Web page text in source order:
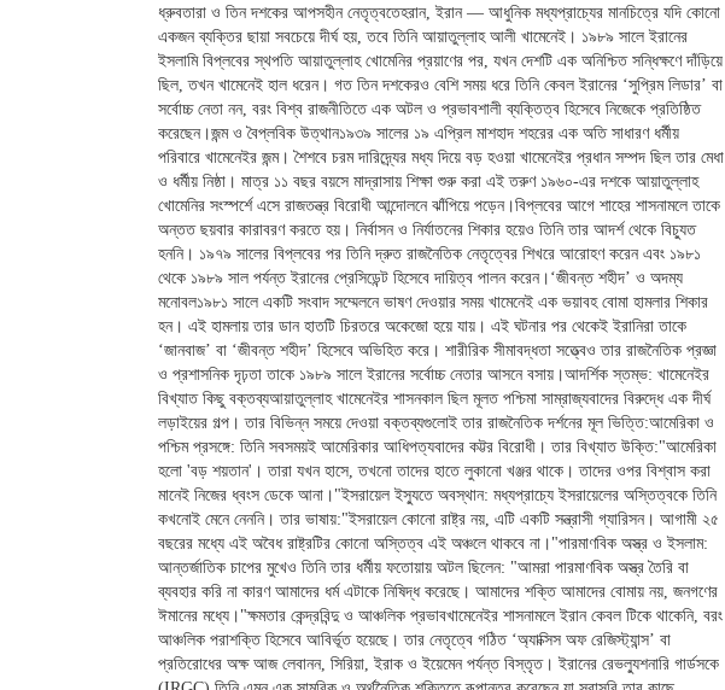
ধ্রুবতারা ও তিন দশকের আপসহীন নেতৃত্বতেহরান, ইরান — আধুনিক মধ্যপ্রাচ্যের মানচিত্রে যদি কোনো
একজন ব্যক্তির ছায়া সবচেয়ে দীর্ঘ হয়, তবে তিনি আয়াতুল্লাহ আলী খামেনেই। ১৯৮৯ সালে ইরানের
ইসলামি বিপ্লবের স্থপতি আয়াতুল্লাহ খোমেনির প্রয়াণের পর, যখন দেশটি এক অনিশ্চিত সন্ধিক্ষণে দাঁড়িয়ে
ছিল, তখন খামেনেই হাল ধরেন। গত তিন দশকেরও বেশি সময় ধরে তিনি কেবল ইরানের ‘সুপ্রিম লিডার’ বা
সর্বোচ্চ নেতা নন, বরং বিশ্ব রাজনীতিতে এক অটল ও প্রভাবশালী ব্যক্তিত্ব হিসেবে নিজেকে প্রতিষ্ঠিত
করেছেন।জন্ম ও বৈপ্লবিক উত্থান১৯৩৯ সালের ১৯ এপ্রিল মাশহাদ শহরের এক অতি সাধারণ ধর্মীয়
পরিবারে খামেনেইর জন্ম। শৈশবে চরম দারিদ্র্যের মধ্য দিয়ে বড় হওয়া খামেনেইর প্রধান সম্পদ ছিল তার মেধা
ও ধর্মীয় নিষ্ঠা। মাত্র ১১ বছর বয়সে মাদ্রাসায় শিক্ষা শুরু করা এই তরুণ ১৯৬০-এর দশকে আয়াতুল্লাহ
খোমেনির সংস্পর্শে এসে রাজতন্ত্র বিরোধী আন্দোলনে ঝাঁপিয়ে পড়েন।বিপ্লবের আগে শাহের শাসনামলে তাকে
অন্তত ছয়বার কারাবরণ করতে হয়। নির্বাসন ও নির্যাতনের শিকার হয়েও তিনি তার আদর্শ থেকে বিচ্যুত
হননি। ১৯৭৯ সালের বিপ্লবের পর তিনি দ্রুত রাজনৈতিক নেতৃত্বের শিখরে আরোহণ করেন এবং ১৯৮১
থেকে ১৯৮৯ সাল পর্যন্ত ইরানের প্রেসিডেন্ট হিসেবে দায়িত্ব পালন করেন।‘জীবন্ত শহীদ’ ও অদম্য
মনোবল১৯৮১ সালে একটি সংবাদ সম্মেলনে ভাষণ দেওয়ার সময় খামেনেই এক ভয়াবহ বোমা হামলার শিকার
হন। এই হামলায় তার ডান হাতটি চিরতরে অকেজো হয়ে যায়। এই ঘটনার পর থেকেই ইরানিরা তাকে
‘জানবাজ’ বা ‘জীবন্ত শহীদ’ হিসেবে অভিহিত করে। শারীরিক সীমাবদ্ধতা সত্ত্বেও তার রাজনৈতিক প্রজ্ঞা
ও প্রশাসনিক দৃঢ়তা তাকে ১৯৮৯ সালে ইরানের সর্বোচ্চ নেতার আসনে বসায়।আদর্শিক স্তম্ভ: খামেনেইর
বিখ্যাত কিছু বক্তব্যআয়াতুল্লাহ খামেনেইর শাসনকাল ছিল মূলত পশ্চিমা সাম্রাজ্যবাদের বিরুদ্ধে এক দীর্ঘ
লড়াইয়ের গল্প। তার বিভিন্ন সময়ে দেওয়া বক্তব্যগুলোই তার রাজনৈতিক দর্শনের মূল ভিত্তি:আমেরিকা ও
পশ্চিম প্রসঙ্গে: তিনি সবসময়ই আমেরিকার আধিপত্যবাদের কট্টর বিরোধী। তার বিখ্যাত উক্তি:"আমেরিকা
হলো 'বড় শয়তান'। তারা যখন হাসে, তখনো তাদের হাতে লুকানো খঞ্জর থাকে। তাদের ওপর বিশ্বাস করা
মানেই নিজের ধ্বংস ডেকে আনা।"ইসরায়েল ইস্যুতে অবস্থান: মধ্যপ্রাচ্যে ইসরায়েলের অস্তিত্বকে তিনি
কখনোই মেনে নেননি। তার ভাষায়:"ইসরায়েল কোনো রাষ্ট্র নয়, এটি একটি সন্ত্রাসী গ্যারিসন। আগামী ২৫
বছরের মধ্যে এই অবৈধ রাষ্ট্রটির কোনো অস্তিত্ব এই অঞ্চলে থাকবে না।"পারমাণবিক অস্ত্র ও ইসলাম:
আন্তর্জাতিক চাপের মুখেও তিনি তার ধর্মীয় ফতোয়ায় অটল ছিলেন: "আমরা পারমাণবিক অস্ত্র তৈরি বা
ব্যবহার করি না কারণ আমাদের ধর্ম এটাকে নিষিদ্ধ করেছে। আমাদের শক্তি আমাদের বোমায় নয়, জনগণের
ঈমানের মধ্যে।"ক্ষমতার কেন্দ্রবিন্দু ও আঞ্চলিক প্রভাবখামেনেইর শাসনামলে ইরান কেবল টিকে থাকেনি, বরং
আঞ্চলিক পরাশক্তি হিসেবে আবির্ভূত হয়েছে। তার নেতৃত্বে গঠিত ‘অ্যাক্সিস অফ রেজিস্ট্যান্স’ বা
প্রতিরোধের অক্ষ আজ লেবানন, সিরিয়া, ইরাক ও ইয়েমেন পর্যন্ত বিস্তৃত। ইরানের রেভল্যুশনারি গার্ডসকে